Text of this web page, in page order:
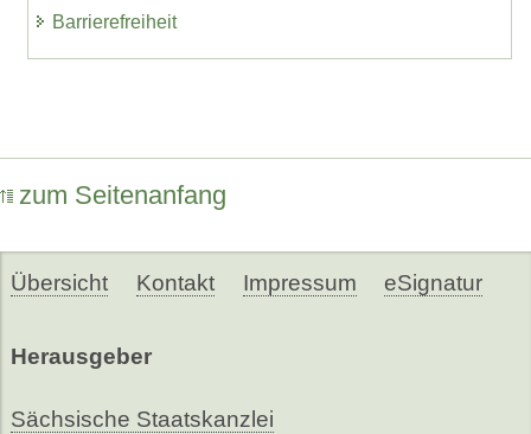
Barrierefreiheit
zum Seitenanfang
Übersicht Kontakt Impressum eSignatur
Herausgeber
Sächsische Staatskanzlei